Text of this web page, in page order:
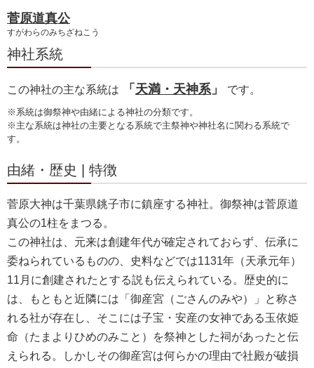
菅原道真公
すがわらのみちざねこう
神社系統
この神社の主な系統は 「 天満・天神系」 です。
※系統は御祭神や由緒による神社の分類です。
※主な系統は神社の主要となる系統で主祭神や神社名に関わる系統で
す。
由緒・歴史 | 特徴
菅原大神は千葉県銚子市に鎮座する神社。御祭神は菅原道
真公の1柱をまつる。
この神社は、元来は創建年代が確定されておらず、伝承に
委ねられているものの、史料などでは1131年（天承元年）
11月に創建されたとする説も伝えられている。歴史的に
は、もともと近隣には「御産宮（ごさんのみや）」と称さ
れる社が存在し、そこには子宝・安産の女神である玉依姫
命（たまよりひめのみこと）を祭神とした祠があったと伝
えられる。しかしその御産宮は何らかの理由で社殿が破損